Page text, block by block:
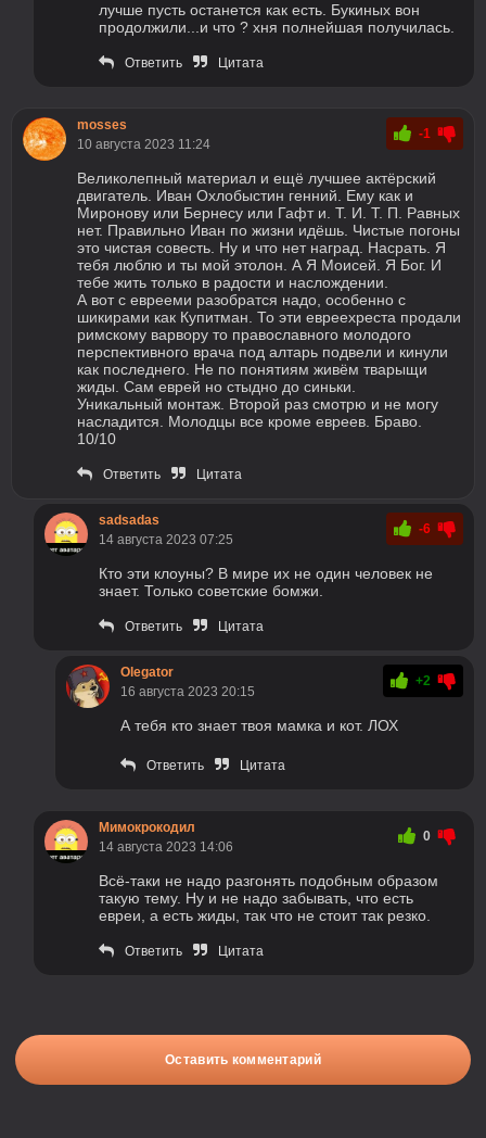
лучше пусть останется как есть. Букиных вон
продолжили...и что ? хня полнейшая получилась.
Ответить Цитата
mosses
10 августа 2023 11:24
-1
Великолепный материал и ещё лучшее актёрский
двигатель. Иван Охлобыстин генний. Ему как и
Миронову или Бернесу или Гафт и. Т. И. Т. П. Равных
нет. Правильно Иван по жизни идёшь. Чистые погоны
это чистая совесть. Ну и что нет наград. Насрать. Я
тебя люблю и ты мой этолон. А Я Моисей. Я Бог. И
тебе жить только в радости и наслождении.
А вот с еврееми разобратся надо, особенно с
шикирами как Купитман. То эти евреехреста продали
римскому варвору то православного молодого
перспективного врача под алтарь подвели и кинули
как последнего. Не по понятиям живём тварыщи
жиды. Сам еврей но стыдно до синьки.
Уникальный монтаж. Второй раз смотрю и не могу
насладится. Молодцы все кроме евреев. Браво.
10/10
Ответить Цитата
sadsadas
14 августа 2023 07:25
-6
Кто эти клоуны? В мире их не один человек не
знает. Только советские бомжи.
Ответить Цитата
Olegator
16 августа 2023 20:15
+2
А тебя кто знает твоя мамка и кот. ЛОХ
Ответить Цитата
Мимокрокодил
14 августа 2023 14:06
0
Всё-таки не надо разгонять подобным образом
такую тему. Ну и не надо забывать, что есть
евреи, а есть жиды, так что не стоит так резко.
Ответить Цитата
Оставить комментарий